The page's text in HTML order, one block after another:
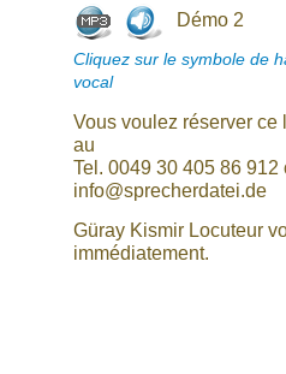
Démo 2
Cliquez sur le symbole de
vocal
Vous voulez réserver ce
au
Tel. 0049 30 405 86 912
info@sprecherdatei.de
Güray Kismir Locuteur
immédiatement.